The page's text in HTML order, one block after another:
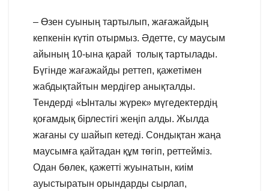
– Өзен суының тартылып, жағажайдың
кепкенін күтіп отырмыз. Әдетте, су маусым
айының 10-ына қарай толық тартылады.
Бүгінде жағажайды реттеп, қажетімен
жабдықтайтын мердігер анықталды.
Тендерді «Ынталы жүрек» мүгедектердің
қоғамдық бірлестігі жеңіп алды. Жылда
жағаны су шайып кетеді. Сондықтан жаңа
маусымға қайтадан құм төгіп, реттейміз.
Одан бөлек, қажетті жуынатын, киім
ауыстыратын орындарды сырлап,